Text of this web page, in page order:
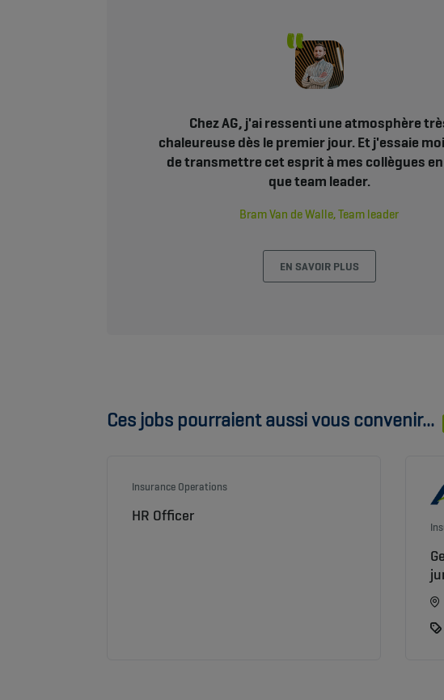
Chez AG, j'ai ressenti une atmosphère
chaleureuse dès le premier jour. Et j'essaie
de transmettre cet esprit à mes collègues
que team leader.
Bram Van de Walle, Team leader
EN SAVOIR PLUS
Ces jobs pourraient aussi vous convenir...
Insurance Operations
HR Officer